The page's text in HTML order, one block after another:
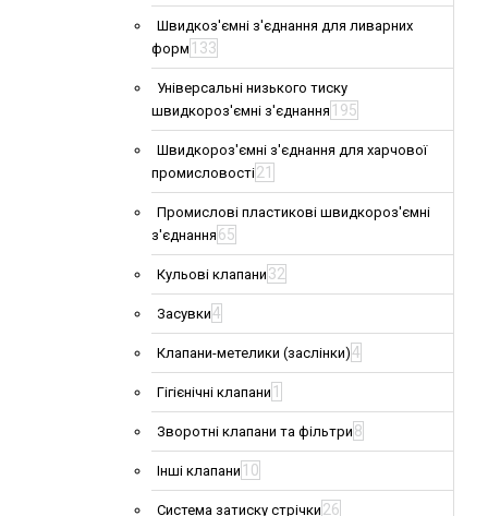
Швидкоз'ємні з'єднання для ливарних
форм 133
Універсальні низького тиску
швидкороз'ємні з'єднання 195
Швидкороз'ємні з'єднання для харчової
промисловості21
Промислові пластикові швидкороз'ємні
з'єднання 65
Кульові клапани 32
Засувки4
Клапани-метелики (заслінки)4
Гігієнічні клапани 1
Зворотні клапани та фільтри 8
Інші клапани 10
Система затиску стрічки 26